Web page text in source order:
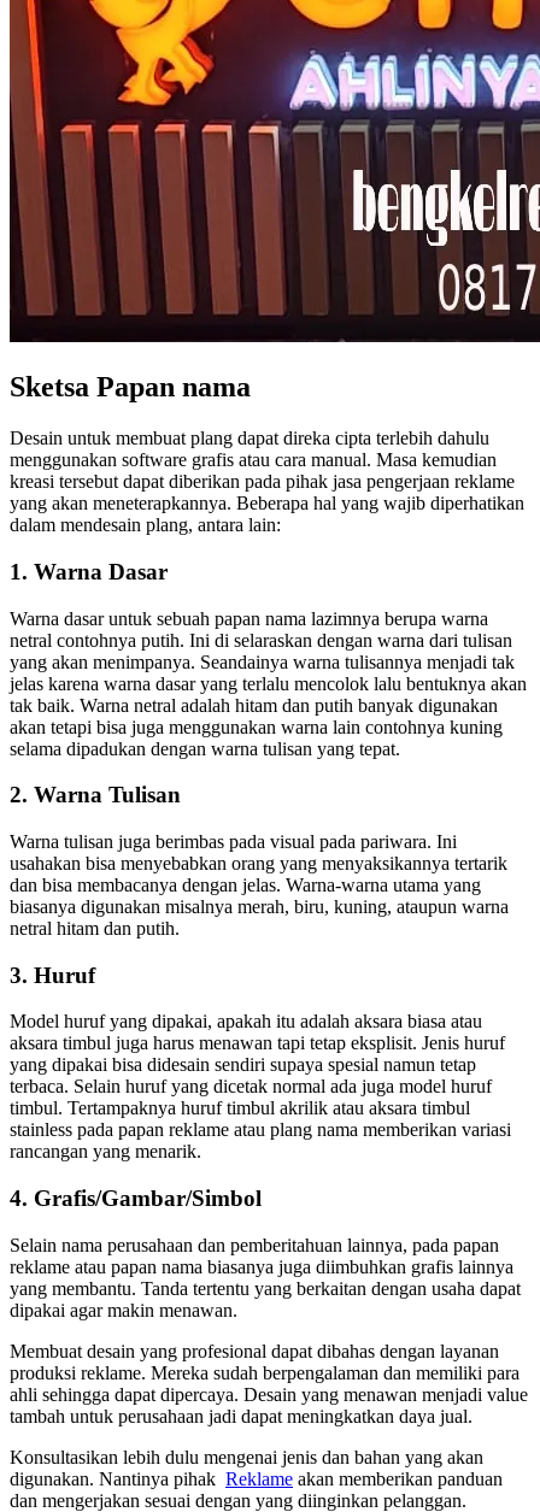
Sketsa Papan nama
Desain untuk membuat plang dapat direka cipta terlebih dahulu
menggunakan software grafis atau cara manual. Masa kemudian
kreasi tersebut dapat diberikan pada pihak jasa pengerjaan reklame
yang akan meneterapkannya. Beberapa hal yang wajib diperhatikan
dalam mendesain plang, antara lain:
1. Warna Dasar
Warna dasar untuk sebuah papan nama lazimnya berupa warna
netral contohnya putih. Ini di selaraskan dengan warna dari tulisan
yang akan menimpanya. Seandainya warna tulisannya menjadi tak
jelas karena warna dasar yang terlalu mencolok lalu bentuknya akan
tak baik. Warna netral adalah hitam dan putih banyak digunakan
akan tetapi bisa juga menggunakan warna lain contohnya kuning
selama dipadukan dengan warna tulisan yang tepat.
2. Warna Tulisan
Warna tulisan juga berimbas pada visual pada pariwara. Ini
usahakan bisa menyebabkan orang yang menyaksikannya tertarik
dan bisa membacanya dengan jelas. Warna-warna utama yang
biasanya digunakan misalnya merah, biru, kuning, ataupun warna
netral hitam dan putih.
3. Huruf
Model huruf yang dipakai, apakah itu adalah aksara biasa atau
aksara timbul juga harus menawan tapi tetap eksplisit. Jenis huruf
yang dipakai bisa didesain sendiri supaya spesial namun tetap
terbaca. Selain huruf yang dicetak normal ada juga model huruf
timbul. Tertampaknya huruf timbul akrilik atau aksara timbul
stainless pada papan reklame atau plang nama memberikan variasi
rancangan yang menarik.
4. Grafis/Gambar/Simbol
Selain nama perusahaan dan pemberitahuan lainnya, pada papan
reklame atau papan nama biasanya juga diimbuhkan grafis lainnya
yang membantu. Tanda tertentu yang berkaitan dengan usaha dapat
dipakai agar makin menawan.
Membuat desain yang profesional dapat dibahas dengan layanan
produksi reklame. Mereka sudah berpengalaman dan memiliki para
ahli sehingga dapat dipercaya. Desain yang menawan menjadi value
tambah untuk perusahaan jadi dapat meningkatkan daya jual.
Konsultasikan lebih dulu mengenai jenis dan bahan yang akan
digunakan. Nantinya pihak Reklame akan memberikan panduan
dan mengerjakan sesuai dengan yang diinginkan pelanggan.